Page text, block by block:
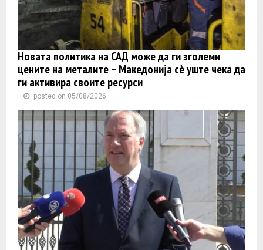
Новата политика на САД може да ги зголеми
цените на металите – Македонија сè уште чека да
ги активира своите ресурси
posted on 05/08/2026